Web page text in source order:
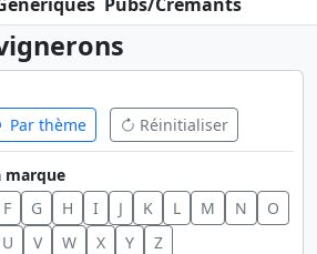
Par thème Réinitialiser
marque
F G H I J K L M N
O
U V W X Y Z